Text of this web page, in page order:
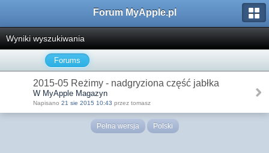
Forum MyApple.pl
Wyniki wyszukiwania
Forums
2015-05 Reżimy - nadgryziona część jabłka
W MyApple Magazyn
Napisano 21 sie 2015 10:43 przez tomasz
Pełna wersja Polski